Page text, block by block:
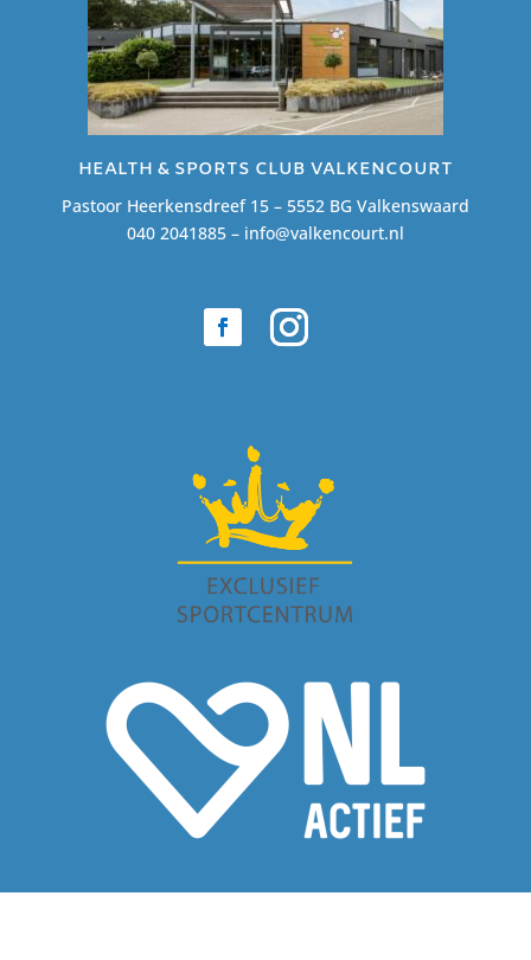
HEALTH & SPORTS CLUB VALKENCOURT
Pastoor Heerkensdreef 15 – 5552 BG Valkenswaard
040 2041885 – info@valkencourt.nl